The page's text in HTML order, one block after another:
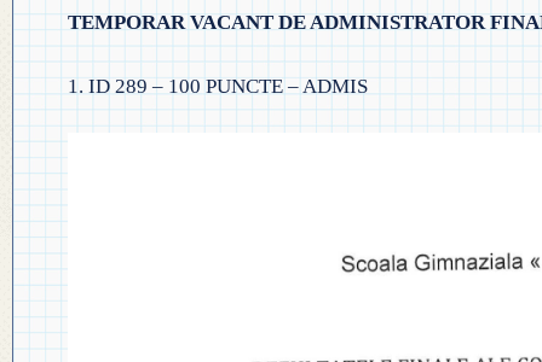
◎ ÎNCADRARE PROFESORI
◎ PROFESORI LA CLASE
◎ 2024
◎
TEMPORAR VACANT DE ADMINISTRATOR
1. ID 289 – 100 PUNCTE – ADMIS